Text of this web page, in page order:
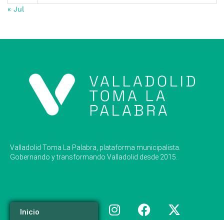
« Jul
Valladolid Toma La Palabra, plataforma municipalista.
Gobernando y transformando Valladolid desde 2015.
Inicio